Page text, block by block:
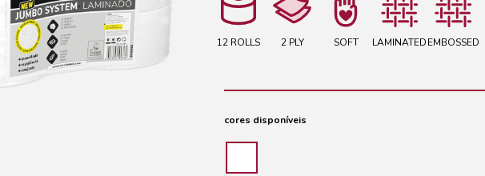
12 ROLLS 2 PLY SOFT LAMINATEDEMBOSSED
cores disponíveis